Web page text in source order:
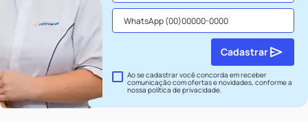
Ao se cadastrar você concorda em receber
comunicação com ofertas e novidades, conforme a
nossapolítica de privacidade.
Cadastrar